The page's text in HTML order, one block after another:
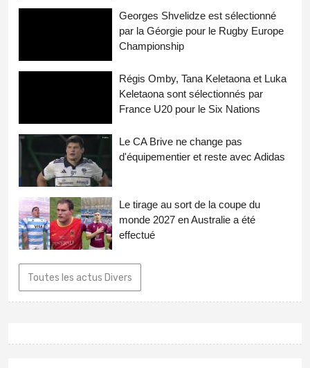
Georges Shvelidze est sélectionné
par la Géorgie pour le Rugby Europe
Championship
Régis Omby, Tana Keletaona et Luka
Keletaona sont sélectionnés par
France U20 pour le Six Nations
Le CA Brive ne change pas
d'équipementier et reste avec Adidas
Le tirage au sort de la coupe du
monde 2027 en Australie a été
effectué
Toutes les actus Divers